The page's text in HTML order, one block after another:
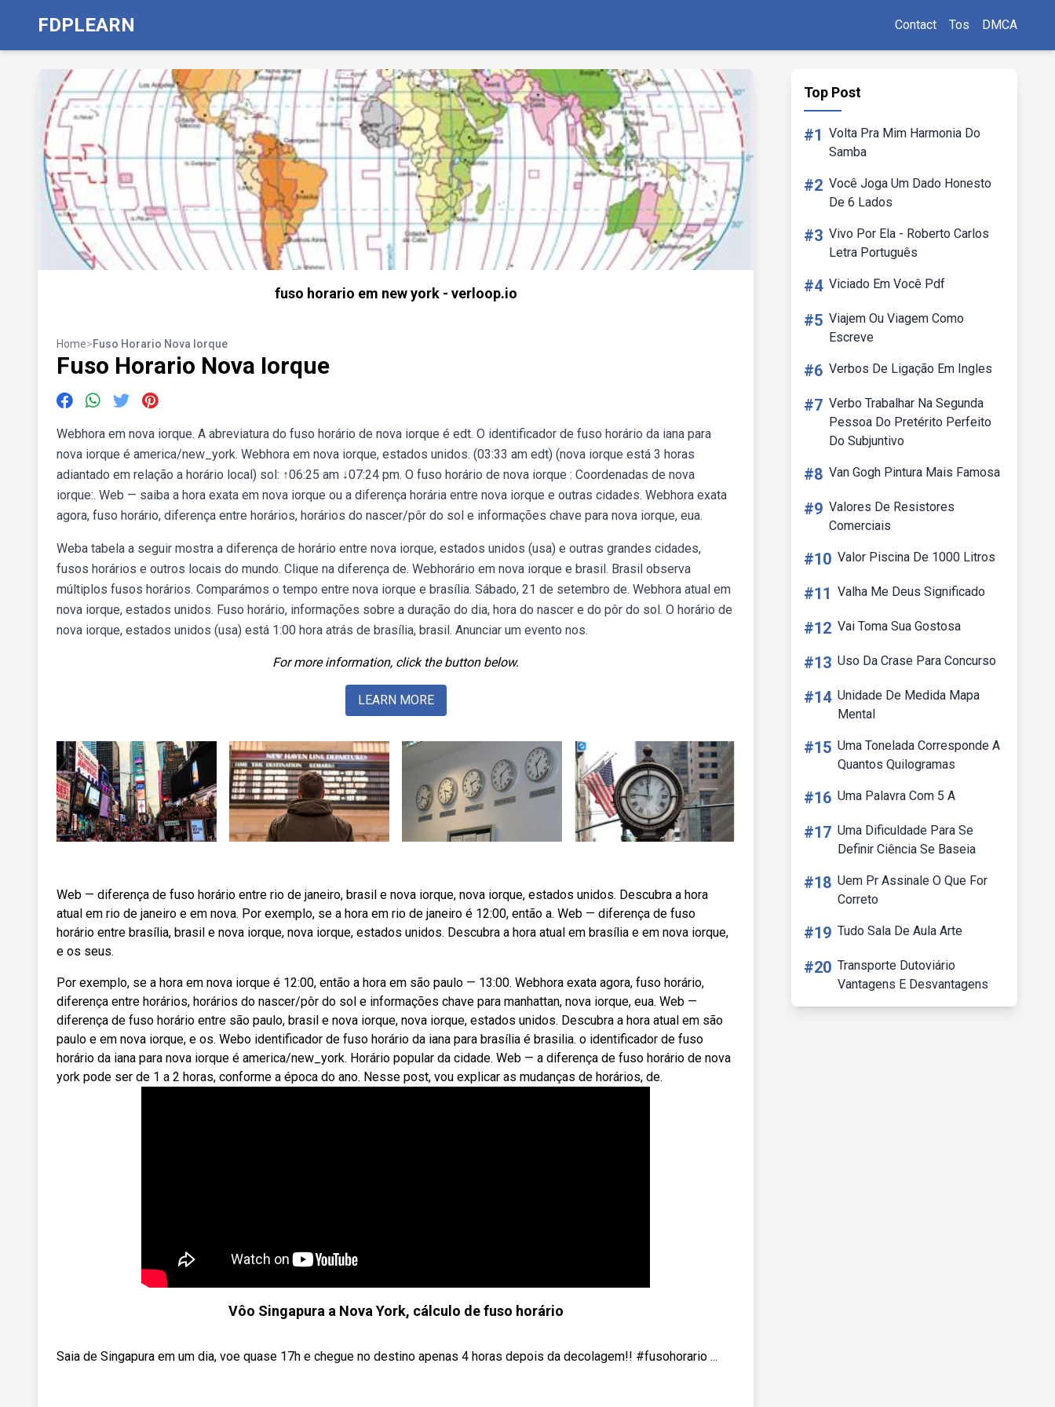
FDPLEARN Contact Tos DMCA
fuso horario em new york - verloop.io
Home>Fuso Horario Nova Iorque
Fuso Horario Nova Iorque
Webhora em nova iorque. A abreviatura do fuso horário de nova iorque é edt. O identificador de fuso horário da iana para
nova iorque é america/new_york. Webhora em nova iorque, estados unidos. (03:33 am edt) (nova iorque está 3 horas
adiantado em relação a horário local) sol: ↑06:25 am ↓07:24 pm. O fuso horário de nova iorque : Coordenadas de nova
iorque:. Web — saiba a hora exata em nova iorque ou a diferença horária entre nova iorque e outras cidades. Webhora exata
agora, fuso horário, diferença entre horários, horários do nascer/pôr do sol e informações chave para nova iorque, eua.
Weba tabela a seguir mostra a diferença de horário entre nova iorque, estados unidos (usa) e outras grandes cidades,
fusos horários e outros locais do mundo. Clique na diferença de. Webhorário em nova iorque e brasil. Brasil observa
múltiplos fusos horários. Comparámos o tempo entre nova iorque e brasília. Sábado, 21 de setembro de. Webhora atual em
nova iorque, estados unidos. Fuso horário, informações sobre a duração do dia, hora do nascer e do pôr do sol. O horário de
nova iorque, estados unidos (usa) está 1:00 hora atrás de brasília, brasil. Anunciar um evento nos.
For more information, click the button below.
LEARN MORE
Web — diferença de fuso horário entre rio de janeiro, brasil e nova iorque, nova iorque, estados unidos. Descubra a hora
atual em rio de janeiro e em nova. Por exemplo, se a hora em rio de janeiro é 12:00, então a. Web — diferença de fuso
horário entre brasília, brasil e nova iorque, nova iorque, estados unidos. Descubra a hora atual em brasília e em nova iorque,
e os seus.
Por exemplo, se a hora em nova iorque é 12:00, então a hora em são paulo — 13:00. Webhora exata agora, fuso horário,
diferença entre horários, horários do nascer/pôr do sol e informações chave para manhattan, nova iorque, eua. Web —
diferença de fuso horário entre são paulo, brasil e nova iorque, nova iorque, estados unidos. Descubra a hora atual em são
paulo e em nova iorque, e os. Webo identificador de fuso horário da iana para brasília é brasilia. o identificador de fuso
horário da iana para nova iorque é america/new_york. Horário popular da cidade. Web — a diferença de fuso horário de nova
york pode ser de 1 a 2 horas, conforme a época do ano. Nesse post, vou explicar as mudanças de horários, de.
Vôo Singapura a Nova York, cálculo de fuso horário
Saia de Singapura em um dia, voe quase 17h e chegue no destino apenas 4 horas depois da decolagem!! #fusohorario ...
Top Post
#1 Volta Pra Mim Harmonia Do
Samba
#2 Você Joga Um Dado Honesto
De 6 Lados
#3 Vivo Por Ela - Roberto Carlos
Letra Português
#4 Viciado Em Você Pdf
#5 Viajem Ou Viagem Como
Escreve
#6 Verbos De Ligação Em Ingles
#7 Verbo Trabalhar Na Segunda
Pessoa Do Pretérito Perfeito
Do Subjuntivo
#8 Van Gogh Pintura Mais Famosa
#9 Valores De Resistores
Comerciais
#10 Valor Piscina De 1000 Litros
#11 Valha Me Deus Significado
#12 Vai Toma Sua Gostosa
#13 Uso Da Crase Para Concurso
#14 Unidade De Medida Mapa
Mental
#15 Uma Tonelada Corresponde A
Quantos Quilogramas
#16 Uma Palavra Com 5 A
#17 Uma Dificuldade Para Se
Definir Ciência Se Baseia
#18 Uem Pr Assinale O Que For
Correto
#19 Tudo Sala De Aula Arte
#20 Transporte Dutoviário
Vantagens E Desvantagens